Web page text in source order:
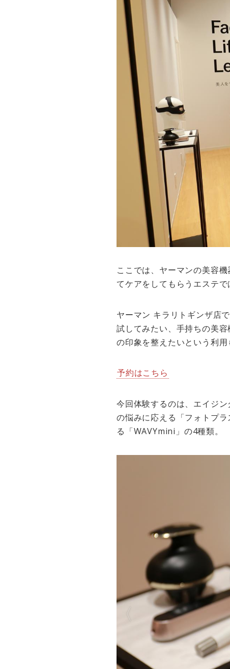
ここでは、ヤーマンの美容
てケアをしてもらうエステ
ヤーマン キラリトギンザ店
試してみたい、手持ちの美
の印象を整えたいという利用
予約はこちら
今回体験するのは、エイジ
の悩みに応える「フォトプ
る「WAVYmini」の4種類。